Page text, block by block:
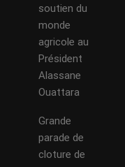
soutien du
monde
agricole au
Président
Alassane
Ouattara
Grande
parade de
cloture de